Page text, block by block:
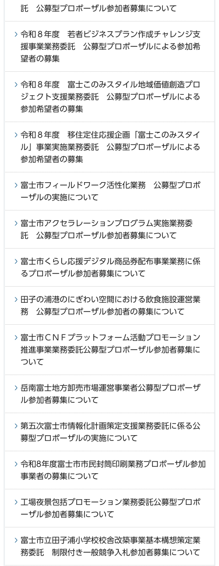
託 公募型プロポーザル参加者募集について
令和８年度 若者ビジネスプラン作成チャレンジ支
援事業業務委託 公募型プロポーザルによる参加希
望者の募集
令和８年度 富士このみスタイル地域価値創造プロ
ジェクト支援業務委託 公募型プロポーザルによる
参加希望者の募集
令和８年度 移住定住応援企画「富士このみスタイ
ル」事業実施業務委託 公募型プロポーザルによる
参加希望者の募集
富士市フィールドワーク活性化業務 公募型プロポ
ーザルの実施について
富士市アクセラレーションプログラム実施業務委
託 公募型プロポーザル参加者募集について
富士市くらし応援デジタル商品券配布事業業務に係
るプロポーザル参加者募集について
田子の浦港のにぎわい空間における飲食施設運営業
務 公募型プロポーザル参加者の募集について
富士市ＣＮＦプラットフォーム活動プロモーション
推進事業業務委託公募型プロポーザル参加者募集に
ついて
岳南富士地方卸売市場運営事業者公募型プロポーザ
ル参加者募集について
第五次富士市情報化計画策定支援業務委託に係る公
募型プロポーザルの実施について
令和8年度富士市市民封筒印刷業務プロポーザル参加
事業者の募集について
工場夜景包括プロモーション業務委託公募型プロポ
ーザル参加者募集について
富士市立田子浦小学校校舎改築事業基本構想策定業
務委託 制限付き一般競争入札参加者募集について